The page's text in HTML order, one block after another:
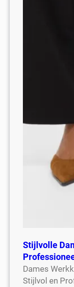
Stijlvolle
Dames
Stijlvol en